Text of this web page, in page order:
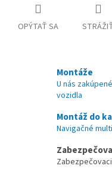
OPÝTAŤ SA
Montáže
U nás
vozidla
Montáž do
Navigačné